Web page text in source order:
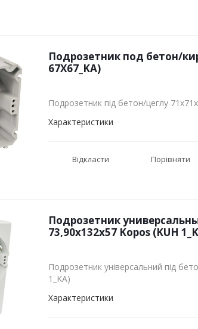
Подрозетник под бетон/
67X67_KA)
Подрозетник під бетон/цеглу
Характеристики
Відкласти Порівняти
Подрозетник
73,90х132х57 Kopos (KUH
Подрозетник універсальний під
1_KA)
Характеристики